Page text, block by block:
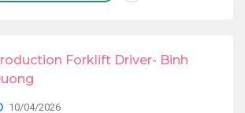
Forklift Driver- Binh
10/04/2026